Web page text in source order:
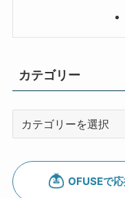
カテゴリー
リ
ー